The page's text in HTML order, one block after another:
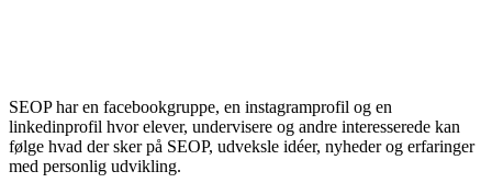
SEOP har en facebookgruppe, en instagramprofil og en
linkedinprofil hvor elever, undervisere og andre interesserede kan
følge hvad der sker på SEOP, udveksle idéer, nyheder og erfaringer
med personlig udvikling.